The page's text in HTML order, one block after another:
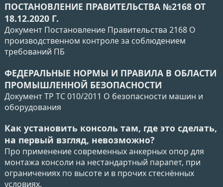
ПОСТАНОВЛЕНИЕ ПРАВИТЕЛЬСТВА №2168 ОТ
18.12.2020 Г.
Документ Постановление Правительства 2168 О
производственном контроле за соблюдением
требований ПБ
ФЕДЕРАЛЬНЫЕ НОРМЫ И ПРАВИЛА В ОБЛАСТИ
ПРОМЫШЛЕННОЙ БЕЗОПАСНОСТИ
Документ ТР ТС 010/2011 О безопасности машин и
оборудования
Как установить консоль там, где это сделать,
на первый взгляд, невозможно?
Про применение современных анкерных опор для
монтажа консоли на нестандартный парапет, при
ограничениях по высоте и в прочих стеснённых
условиях.